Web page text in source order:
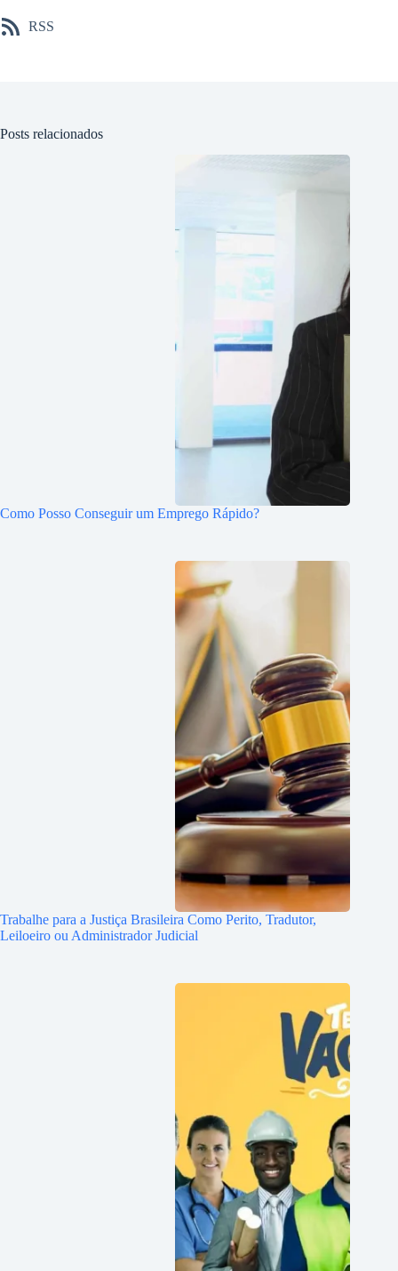
RSS
Posts relacionados
Como Posso Conseguir um Emprego Rápido?
Trabalhe para a Justiça Brasileira Como Perito, Tradutor,
Leiloeiro ou Administrador Judicial